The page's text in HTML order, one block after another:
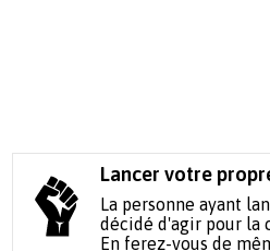
Lancer votre
La personne ayant
décidé d'agir pour la
En ferez-vous de